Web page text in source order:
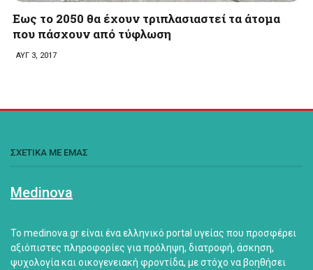
Εως το 2050 θα έχουν τριπλασιαστεί τα άτομα
που πάσχουν από τύφλωση
ΑΥΓ 3, 2017
ΣΧΕΤΙΚΑ ΜΕ ΕΜΑΣ
Medinova
Το medinova.gr είναι ένα ελληνικό portal υγείας που προσφέρει
αξιόπιστες πληροφορίες για πρόληψη, διατροφή, άσκηση,
ψυχολογία και οικογενειακή φροντίδα, με στόχο να βοηθήσει